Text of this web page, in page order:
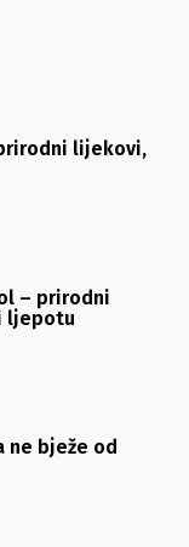
lijekovi,
– prirodni
ljepotu
ne bježe od